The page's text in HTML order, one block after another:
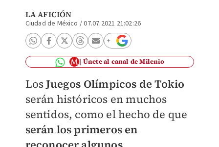
LA AFICIÓN
Ciudad de México /07.07.2021 21:02:26
Únete al canal de Milenio
LosJuegos Olímpicos de Tokio
serán históricos en muchos
sentidos, como el hecho de que
serán los primeros en